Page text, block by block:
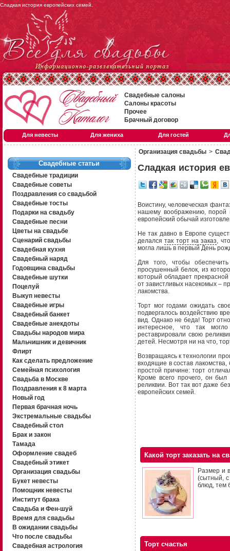
Сладкая история европейских семей.
Свадебные салоны
Салоны красоты
Прочее
Брачный договор
Для невесты Для жениха Для гостей
Свадебные статьи
Свадебные традиции
Свадебные советы
Поздравления со свадьбой
Свадебные тосты
Подарки на свадьбу
Свадебные песни
Цветы на свадьбе
Сценарий свадьбы
Свадебная кухня
Свадебный наряд
Годовщина свадьбы
Свадебные шутки
Поцелуй
Выкуп невесты
Свадебные игры
Свадебный банкет
Свадебные анекдоты
Свадьбы народов мира
Мальчишник и девичник
Флирт
Как сделать предложение
Семейная психология
Свадьба в Москве
Поздравления к 8 марта
Новый год
Первая брачная ночь
Экстремальные свадьбы
Свадебный стол
Брак и закон
Тамада
Оформление свадеб
Свадебный этикет
Организация свадьбы
Букет невесты
Помощник невесты
Институт брака
Свадьба и Фен-шуй
Время для свадьбы
В ожидании свадьбы
Что после свадьбы
Свадебная астрология
Организация свадьбы >
Сладкая история
Воистину, человеческая
нашему воображению, порой
европейский обычай
Не так давно в Европе
делалсятак торт на заказ,
могла лишь в первый День
Для того, чтобы
просушенный белок, из
который обладает
от завистливых насекомых –
лакомства.
Торт мог годами ожидать
подвергалось воздействию
вид. Однако не беда! Торт
интересное, что так
реставрировали свою
детей. Несмотря ни на что,
Возвращаясь к технологии
входящие в состав
простой причине: торт
Кроме всего прочего, он был
реликвии. Вот так вот даже
европейских семей.
Какой торт заказать на
Размер и
(сытный,
блюд, тем
Торт счастья